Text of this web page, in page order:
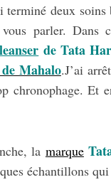
terminé deux
vous parler.
de Tata
Mahalo.J’ai
chronophage. Et
la marque
échantillons